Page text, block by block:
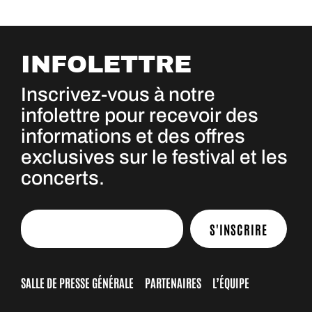
INFOLETTRE
Inscrivez-vous à notre
infolettre pour recevoir des
informations et des offres
exclusives sur le festival et les
concerts.
S'INSCRIRE
SALLE DE PRESSE GÉNÉRALE PARTENAIRES L’ÉQUIPE